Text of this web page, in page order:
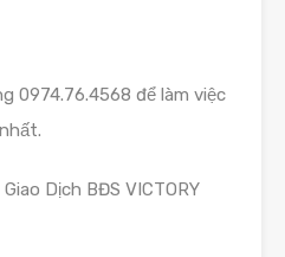
0974.76.4568 để làm việc
Dịch BĐS VICTORY